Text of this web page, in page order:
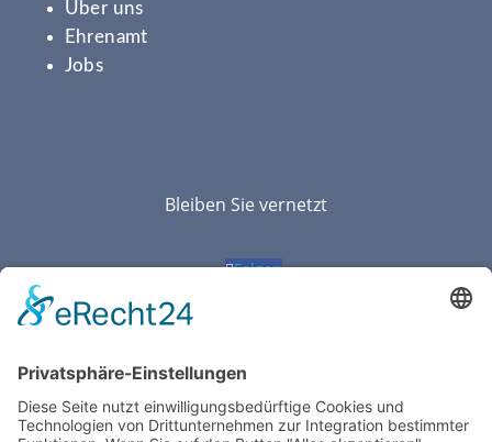
Über uns
Ehrenamt
Jobs
Bleiben Sie vernetzt
Folgen
Mitglied im Paritätischen Wohlfahrtsverband